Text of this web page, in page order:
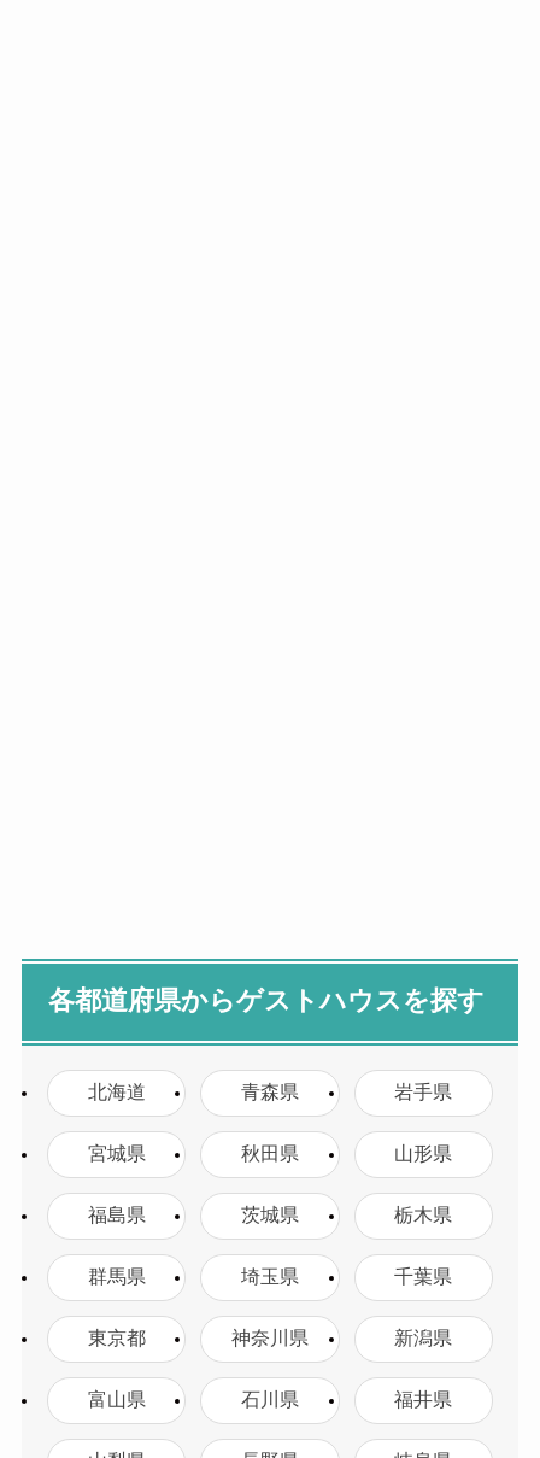
各都道府県からゲストハウスを探す
北海道 青森県 岩手県
宮城県 秋田県 山形県
福島県 茨城県 栃木県
群馬県 埼玉県 千葉県
東京都 神奈川県 新潟県
富山県 石川県 福井県